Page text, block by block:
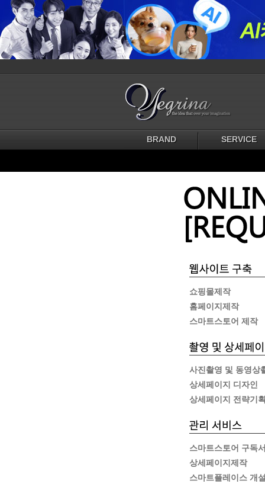
BRAND SERVICE
쇼핑몰제작
홈페이지제작
스마트스토어 제작
사진촬영 및 동영상
상세페이지 디자인
상세페이지 전략기
스마트스토어 구독
상세페이지제작
스마트플레이스 개